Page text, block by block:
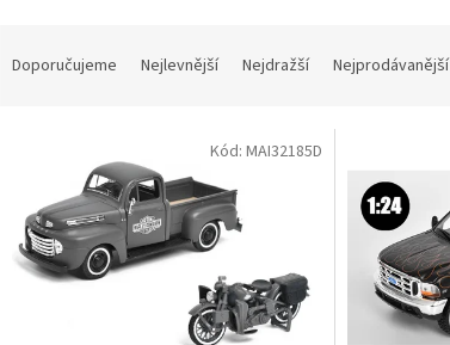
Doporučujeme Nejlevnější Nejdražší Nejprodávanější
Kód: MAI32185D